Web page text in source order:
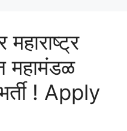
महामंडळ
! Apply